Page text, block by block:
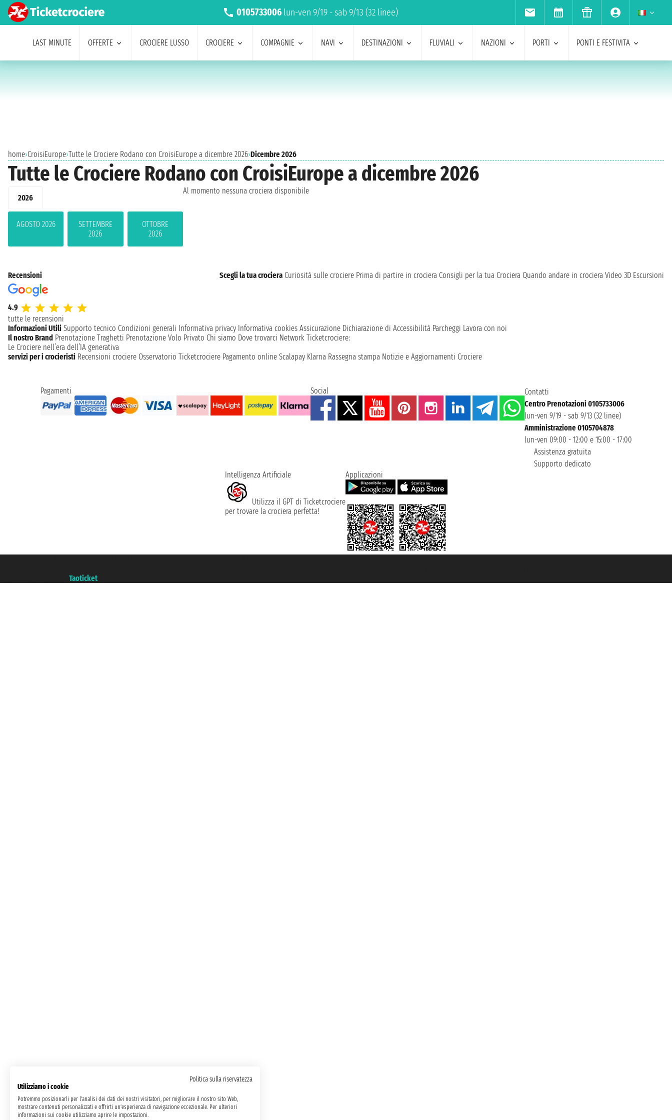
0105733006 lun-ven 9/19 - sab 9/13 (32 linee)
LAST MINUTE OFFERTE CROCIERE LUSSO CROCIERE COMPAGNIE NAVI DESTINAZIONI FLUVIALI NAZIONI PORTI PONTI E FESTIVITA
home›CroisiEurope›Tutte le Crociere Rodano con CroisiEurope a dicembre 2026›Dicembre 2026
Tutte le Crociere Rodano con CroisiEurope a dicembre 2026
2026
AGOSTO 2026
SETTEMBRE
2026
OTTOBRE
2026
Al momento nessuna crociera disponibile
Recensioni
4.9
tutte le recensioni
Scegli la tua crociera Curiosità sulle crociere Prima di partire in crociera Consigli per la tua Crociera Quando andare in crociera Video 3D Escursioni
Informazioni Utili Supporto tecnico Condizioni generali Informativa privacy Informativa cookies Assicurazione Dichiarazione di Accessibilità Parcheggi Lavora con noi
Il nostro Brand Prenotazione Traghetti Prenotazione Volo Privato Chi siamo Dove trovarci Network Ticketcrociere:
Le Crociere nell’era dell’IA generativa
servizi per i crocieristi Recensioni crociere Osservatorio Ticketcrociere Pagamento online Scalapay Klarna Rassegna stampa Notizie e Aggiornamenti Crociere
Pagamenti Social
Contatti
Centro Prenotazioni 0105733006
lun-ven 9/19 - sab 9/13 (32 linee)
Amministrazione 0105704878
lun-ven 09:00 - 12:00 e 15:00 - 17:00
Assistenza gratuita
Supporto dedicato
Intelligenza Artificiale
Utilizza il GPT di Ticketcrociere
per trovare la crociera perfetta!
Applicazioni
Taoticket
Politica sulla riservatezza
Utilizziamo i cookie
Potremmo posizionarli per l'analisi dei dati dei nostri visitatori, per migliorare il nostro sito Web,
mostrare contenuti personalizzati e offrirti un'esperienza di navigazione eccezionale. Per ulteriori
informazioni sui cookie utilizziamo aprire le impostazioni.